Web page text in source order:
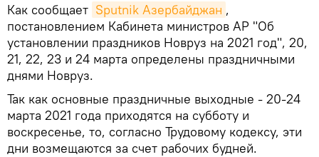
Как сообщает Sputnik Азербайджан ,
постановлением Кабинета министров АР "Об
установлении праздников Новруз на 2021 год", 20,
21, 22, 23 и 24 марта определены праздничными
днями Новруз.
Так как основные праздничные выходные - 20-24
марта 2021 года приходятся на субботу и
воскресенье, то, согласно Трудовому кодексу, эти
дни возмещаются за счет рабочих будней.